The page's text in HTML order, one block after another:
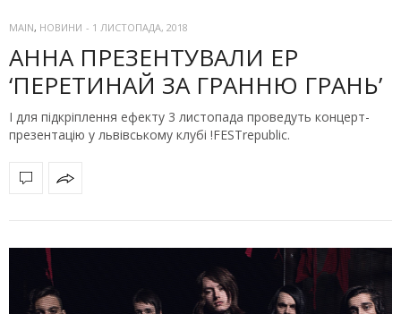
MAIN, НОВИНИ - 1 ЛИСТОПАДА, 2018
АННА ПРЕЗЕНТУВАЛИ EP
‘ПЕРЕТИНАЙ ЗА ГРАННЮ ГРАНЬ’
І для підкріплення ефекту 3 листопада проведуть концерт-
презентацію у львівському клубі !FESTrepublic.